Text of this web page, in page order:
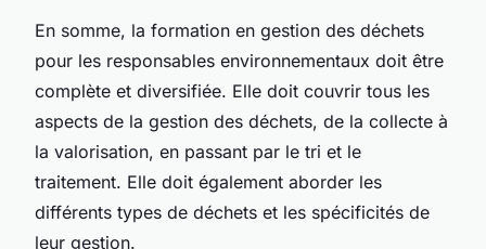
En somme, la formation en gestion des déchets
pour les responsables environnementaux doit être
complète et diversifiée. Elle doit couvrir tous les
aspects de la gestion des déchets, de la collecte à
la valorisation, en passant par le tri et le
traitement. Elle doit également aborder les
différents types de déchets et les spécificités de
leur gestion.